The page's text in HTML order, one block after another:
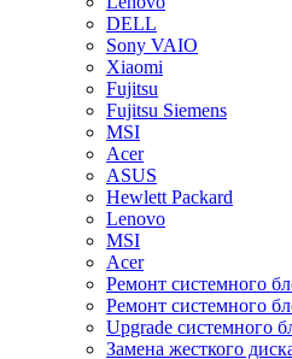
DELL
Sony VAIO
Xiaomi
Fujitsu
Fujitsu Siemens
MSI
Acer
ASUS
Hewlett Packard
Lenovo
MSI
Acer
Ремонт системного
Ремонт системного
Upgrade системного
Замена жесткого